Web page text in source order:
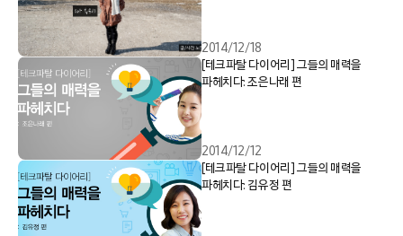
2014/12/18
[테크파탈 다이어리] 그들의 매력을
파헤치다: 조은나래 편
2014/12/12
[테크파탈 다이어리] 그들의 매력을
파헤치다: 김유정 편